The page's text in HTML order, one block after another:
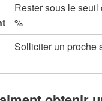
Rester sous le seuil
%
Solliciter un proche